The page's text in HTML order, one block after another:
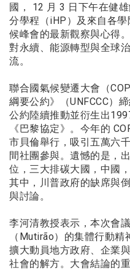
國， 12 月 3 日下午在健
分學程（iHP）及來自各
候峰會的最新觀察與心得
對永續、能源轉型與全球
流。
聯合國氣候變遷大會（
綱要公約》（UNFCCC）
公約陸續推動並衍生出
《巴黎協定》。今年的
市貝倫舉行，吸引五萬六
間社團參與。遺憾的是，
位，三大排碳大國，中國
其中，川普政府的缺席與
與討論。
李河清教授表示，本次會
（Mutirão）的集體行動精
擴大動員地方政府、企業
社會的解方。大會結論的